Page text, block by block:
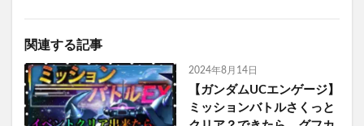
関連する記事
2024年8月14日
【ガンダムUCエンゲージ】
ミッションバトルさくっと